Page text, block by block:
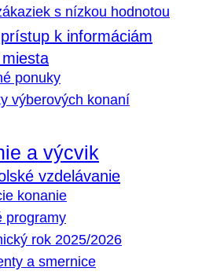
s nízkou hodnotou
k informáciám
ponuky
výberových konaní
a výcvik
vzdelávanie
konanie
programy
rok 2025/2026
a smernice